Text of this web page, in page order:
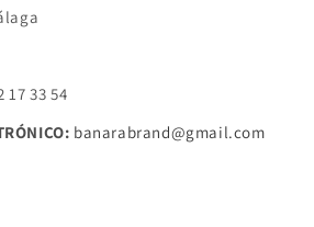
17 33 54
banarabrand@gmail.com